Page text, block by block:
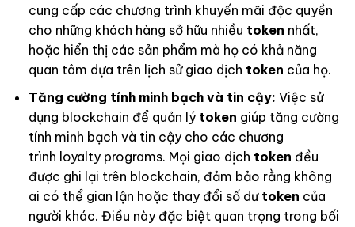
cung cấp các chương trình khuyến mãi độc quyền
cho những khách hàng sở hữu nhiều token nhất,
hoặc hiển thị các sản phẩm mà họ có khả năng
quan tâm dựa trên lịch sử giao dịch token của họ.
Tăng cường tính minh bạch và tin cậy: Việc sử
dụng blockchain để quản lý token giúp tăng cường
tính minh bạch và tin cậy cho các chương
trình loyalty programs. Mọi giao dịch token đều
được ghi lại trên blockchain, đảm bảo rằng không
ai có thể gian lận hoặc thay đổi số dư token của
người khác. Điều này đặc biệt quan trọng trong bối